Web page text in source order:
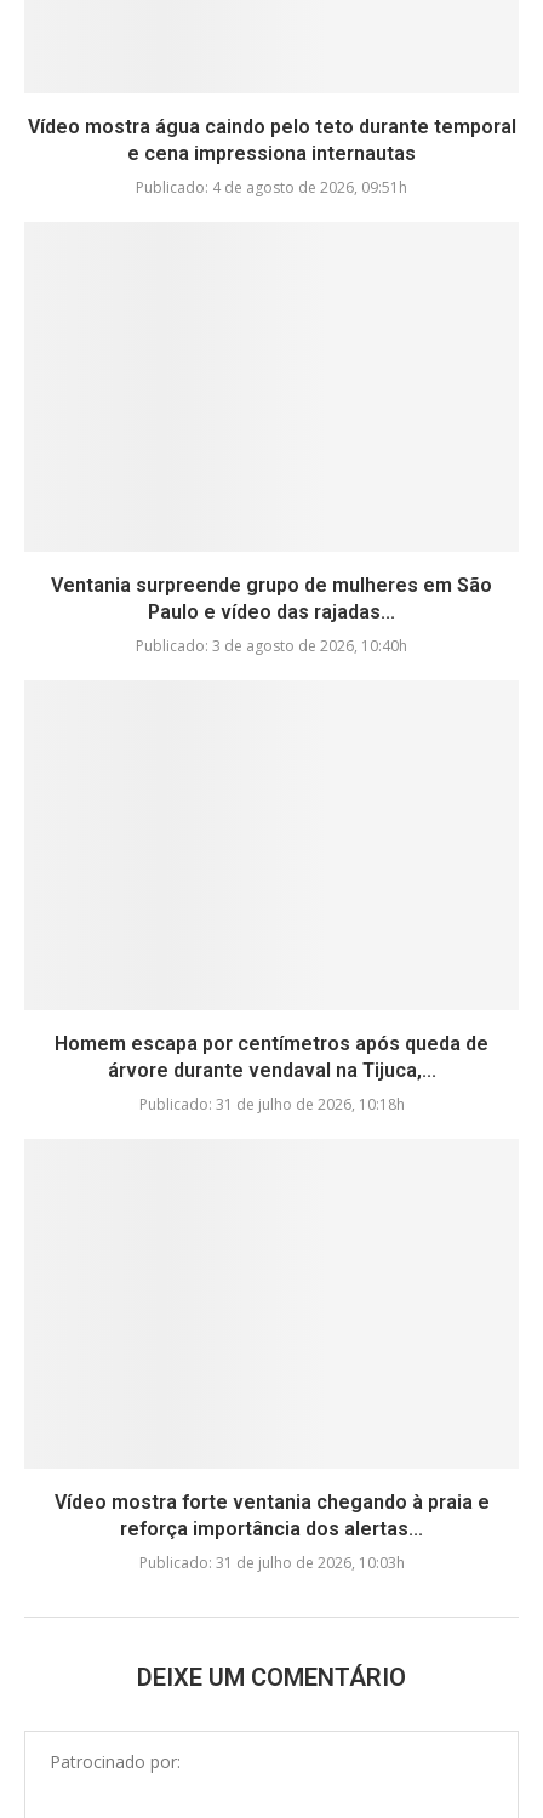
Vídeo mostra água caindo pelo teto durante temporal
e cena impressiona internautas
Publicado: 4 de agosto de 2026, 09:51h
Ventania surpreende grupo de mulheres em São
Paulo e vídeo das rajadas...
Publicado: 3 de agosto de 2026, 10:40h
Homem escapa por centímetros após queda de
árvore durante vendaval na Tijuca,...
Publicado: 31 de julho de 2026, 10:18h
Vídeo mostra forte ventania chegando à praia e
reforça importância dos alertas...
Publicado: 31 de julho de 2026, 10:03h
DEIXE UM COMENTÁRIO